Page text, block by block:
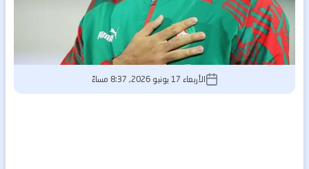
الأربعاء 17 يونيو 2026, 8:37 مساءً